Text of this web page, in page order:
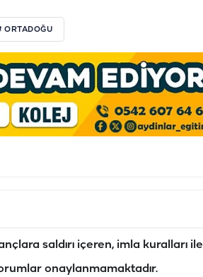
ORTADOĞU
saldırı içeren, imla kuralları ile
onaylanmamaktadır.